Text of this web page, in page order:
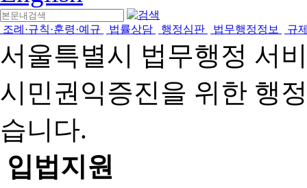
조례·규칙·훈령·예규 법률상담 행정심판 법무행정정보 규
서울특별시 법무행정 서
시민권익증진을 위한 행
습니다.
입법지원